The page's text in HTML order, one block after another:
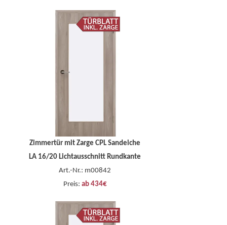
Zimmertür mit Zarge CPL Sandeiche
LA 16/20 Lichtausschnitt Rundkante
Art.-Nr.: m00842
Preis: ab 434€